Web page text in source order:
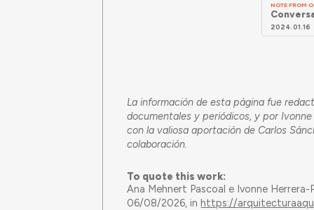
NOTE FROM
2024.01.16
La información de esta página fue
documentales y periódicos, y por
con la valiosa aportación de Carlos
colaboración.
To quote this work:
Ana Mehnert Pascoal e Ivonne
06/08/2026, inhttps://